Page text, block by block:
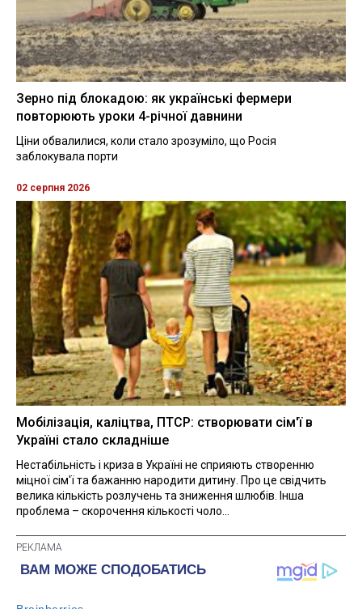
Зерно під блокадою: як українські фермери
повторюють уроки 4-річної давнини
Ціни обвалилися, коли стало зрозуміло, що Росія
заблокувала порти
02 серпня 2026
Мобілізація, каліцтва, ПТСР: створювати сім'ї в
Україні стало складніше
Нестабільність і криза в Україні не сприяють створенню
міцної сім'ї та бажанню народити дитину. Про це свідчить
велика кількість розлучень та зниження шлюбів. Інша
проблема – скорочення кількості чоло...